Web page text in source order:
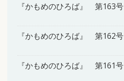
『かもめのひろば』 第163号
『かもめのひろば』 第162号
『かもめのひろば』 第161号